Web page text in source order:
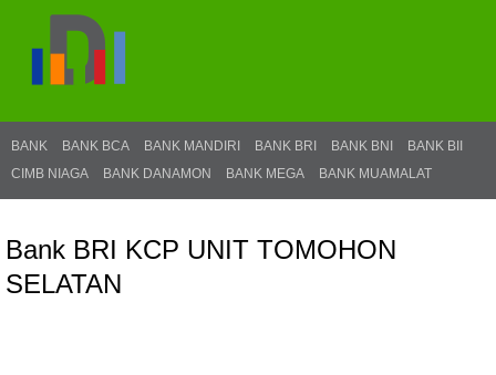
BANK BANK BCA BANK MANDIRI BANK BRI BANK BNI
BANK BII
CIMB NIAGA
BANK DANAMON BANK MEGA BANK MUAMALAT
Bank BRI KCP UNIT TOMOHON
SELATAN